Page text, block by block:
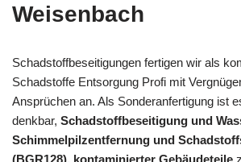
Weisenbach
Schadstoffbeseitigungen fertigen wir als
Schadstoffe Entsorgung Profi mit
Ansprüchen an. Als Sonderanfertigung ist
denkbar, Schadstoffbeseitigung und
Schimmelpilzentfernung und
(BGR128), kontaminierter Gebäudeteile